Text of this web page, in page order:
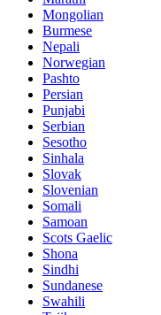
Mongolian
Burmese
Nepali
Norwegian
Pashto
Persian
Punjabi
Serbian
Sesotho
Sinhala
Slovak
Slovenian
Somali
Samoan
Scots Gaelic
Shona
Sindhi
Sundanese
Swahili